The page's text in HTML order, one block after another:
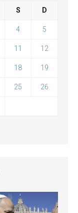
S D
4 5
11 12
18 19
25 26